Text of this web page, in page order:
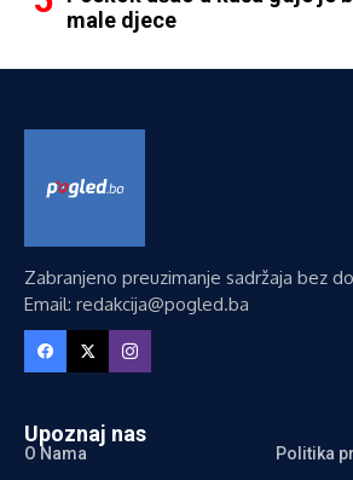
male djece
Zabranjeno preuzimanje sadržaja bez
Email: redakcija@pogled.ba
Upoznaj nas
O Nama
Politika